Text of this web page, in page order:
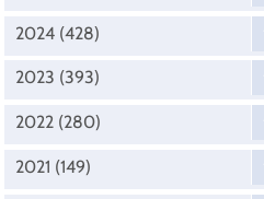
2024 (428)
2023 (393)
2022 (280)
2021 (149)